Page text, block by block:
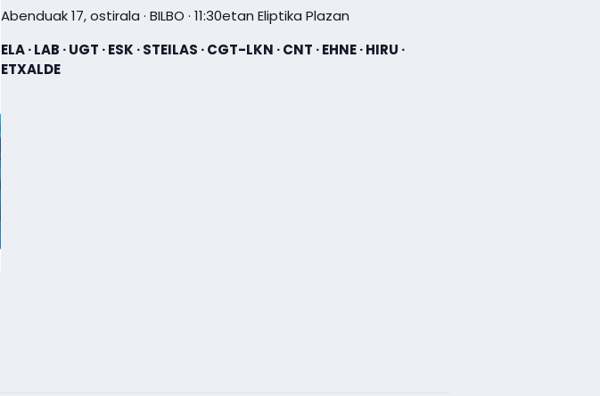
Abenduak 17, ostirala · BILBO · 11:30etan Eliptika Plazan
ELA · LAB · UGT · ESK · STEILAS · CGT-LKN · CNT · EHNE · HIRU ·
ETXALDE